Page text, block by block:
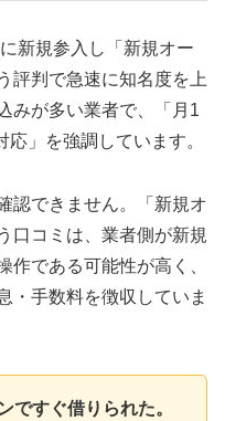
新規参入し「新規オー
評判で急速に知名度を上
みが多い業者で、「月1
」を強調しています。
認できません。「新規オ
口コミは、業者側が新規
作である可能性が高く、
・手数料を徴収していま
ですぐ借りられた。